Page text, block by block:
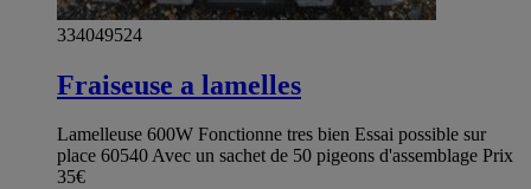
334049524
Fraiseuse a lamelles
Lamelleuse 600W Fonctionne tres bien Essai possible sur
place 60540 Avec un sachet de 50 pigeons d'assemblage Prix
35€